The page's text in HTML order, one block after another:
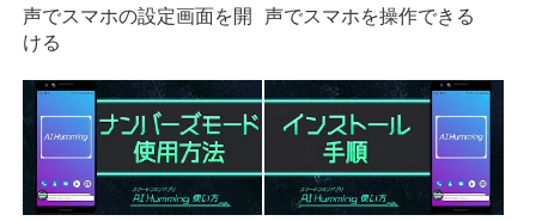
声でスマホの設定画面を開
ける
声でスマホを操作できる